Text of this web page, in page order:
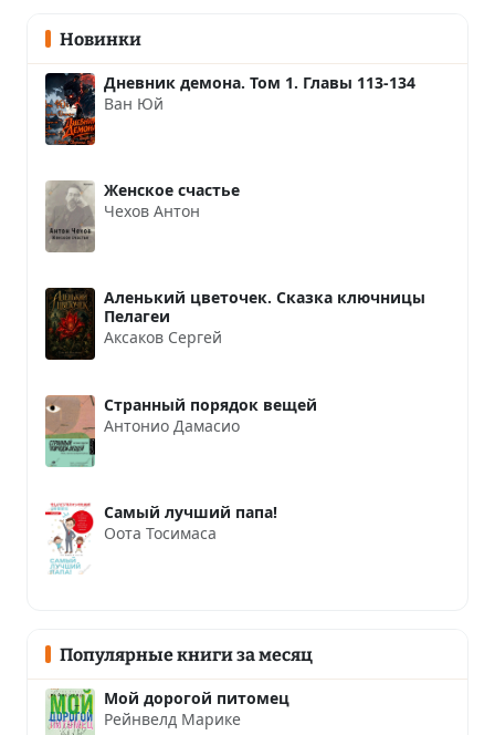
Новинки
Дневник демона. Том 1. Главы 113-134
Ван Юй
Женское счастье
Чехов Антон
Аленький цветочек. Сказка ключницы
Пелагеи
Аксаков Сергей
Странный порядок вещей
Антонио Дамасио
Самый лучший папа!
Оота Тосимаса
Популярные книги за месяц
Мой дорогой питомец
Рейнвелд Марике